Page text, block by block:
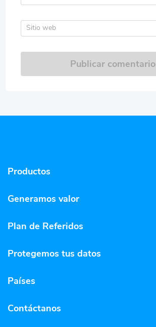
Sitio web
Publicar comentario
Productos
Generamos valor
Plan de Referidos
Protegemos tus datos
Países
Contáctanos